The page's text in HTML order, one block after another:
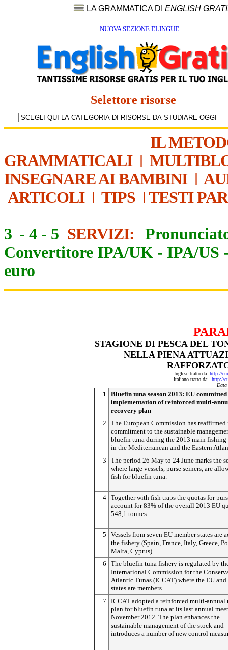
LA GRAMMATICA DI ENGLISH
NUOVA SEZIONE ELINGUE
Selettore risorse
IL
GRAMMATICALI|
INSEGNARE AI BAMBINI|
ARTICOLI| TIPS | TESTI
3 - 4 - 5 SERVIZI:
Convertitore IPA/UK - IPA/US
euro
STAGIONE DI PESCA DEL
NELLA PIENA
Inglese tratto da: http://
Italiano tratto da: http://
Data
1
Bluefin tuna season 2013: EU
implementation of reinforced multi-
recovery plan
2
The European Commission has reaffirmed
commitment to the sustainable
bluefin tuna during the 2013 main fishing
in the Mediterranean and the Eastern
3
The period 26 May to 24 June marks the
where large vessels, purse seiners, are
fish for bluefin tuna.
4 Together with fish traps the quotas for
account for 83% of the overall 2013 EU
548,1 tonnes.
5
Vessels from seven EU member states are
the fishery (Spain, France, Italy, Greece,
Malta, Cyprus).
6
The bluefin tuna fishery is regulated by
International Commission for the
Atlantic Tunas (ICCAT) where the EU and
states are members.
7
ICCAT adopted a reinforced multi-annual
plan for bluefin tuna at its last annual
November 2012. The plan enhances the
sustainable management of the stock and
introduces a number of new control